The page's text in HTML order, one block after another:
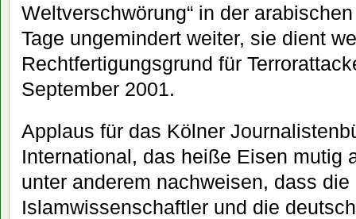
Weltverschwörung“ in der
Tage ungemindert weiter, sie dient
Rechtfertigungsgrund für
September 2001.
Applaus für das Kölner
International, das heiße Eisen mutig
unter anderem nachweisen, dass
Islamwissenschaftler und die